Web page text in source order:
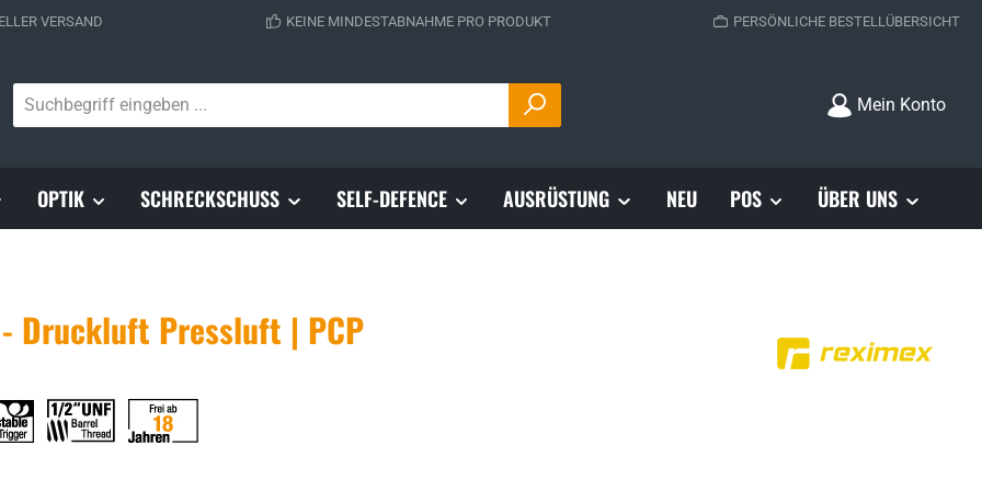
VERSAND KEINE MINDESTABNAHME PRO PRODUKT PERSÖNLICHE BESTELLÜBERSICHT
Mein Konto
OPTIK SCHRECKSCHUSS SELF-DEFENCE AUSRÜSTUNG NEU POS ÜBER UNS
- Druckluft Pressluft | PCP